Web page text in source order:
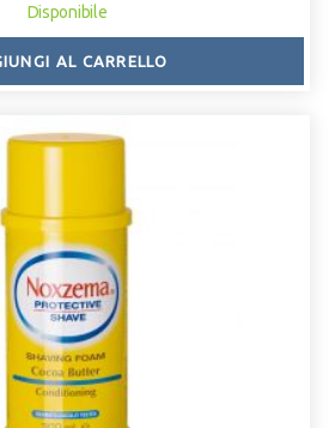
Disponibile
AL CARRELLO